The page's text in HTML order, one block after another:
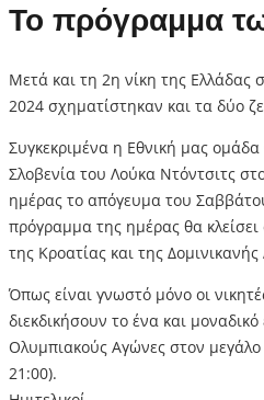
Το πρόγραμμα
Μετά και τη 2η νίκη της Ελλάδας
2024 σχηματίστηκαν και τα δύο
Συγκεκριμένα η Εθνική μας
Σλοβενία του Λούκα Ντόντσιτς
ημέρας το απόγευμα του
πρόγραμμα της ημέρας θα κλείσει
της Κροατίας και της
Όπως είναι γνωστό μόνο οι
διεκδικήσουν το ένα και μοναδικό
Ολυμπιακούς Αγώνες στον μεγάλο
21:00).